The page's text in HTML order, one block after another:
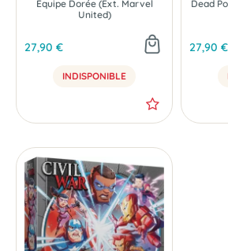
Équipe Dorée (Ext. Marvel
United)
27,90 €
INDISPONIBLE
Dead
27,90 €